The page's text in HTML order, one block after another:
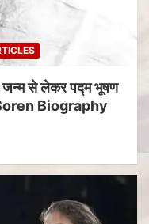
जन्म से लेकर पद्म भूषण
Biography